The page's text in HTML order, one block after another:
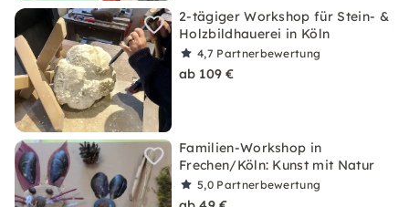
2-tägiger Workshop für Stein- &
Holzbildhauerei in Köln
4,7 Partnerbewertung
ab 109 €
Familien-Workshop in
Frechen/Köln: Kunst mit Natur
5,0 Partnerbewertung